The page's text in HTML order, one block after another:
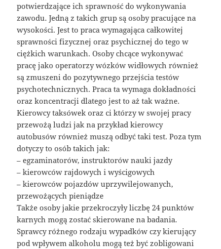
potwierdzające ich sprawność do wykonywania
zawodu. Jedną z takich grup są osoby pracujące na
wysokości. Jest to praca wymagająca całkowitej
sprawności fizycznej oraz psychicznej do tego w
ciężkich warunkach. Osoby chcące wykonywać
pracę jako operatorzy wózków widłowych również
są zmuszeni do pozytywnego przejścia testów
psychotechnicznych. Praca ta wymaga dokładności
oraz koncentracji dlatego jest to aż tak ważne.
Kierowcy taksówek oraz ci którzy w swojej pracy
przewożą ludzi jak na przykład kierowcy
autobusów również muszą odbyć taki test. Poza tym
dotyczy to osób takich jak:
– egzaminatorów, instruktorów nauki jazdy
– kierowców rajdowych i wyścigowych
– kierowców pojazdów uprzywilejowanych,
przewożących pieniądze
Także osoby jakie przekroczyły liczbę 24 punktów
karnych mogą zostać skierowane na badania.
Sprawcy różnego rodzaju wypadków czy kierujący
pod wpływem alkoholu mogą też być zobligowani